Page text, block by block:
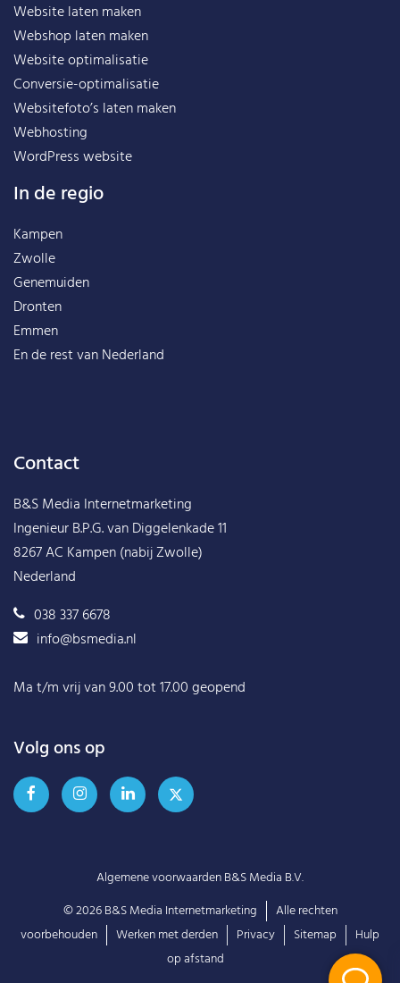
Website laten maken
Webshop laten maken
Website optimalisatie
Conversie-optimalisatie
Websitefoto’s laten maken
Webhosting
WordPress website
In de regio
Kampen
Zwolle
Genemuiden
Dronten
Emmen
En de rest vanNederland
Contact
B&S Media Internetmarketing
Ingenieur B.P.G. van Diggelenkade 11
8267 AC Kampen (nabij Zwolle)
Nederland
038 337 6678
info@bsmedia.nl
Ma t/m vrij van 9.00 tot 17.00 geopend
Volg ons op
Algemene voorwaarden B&S Media B.V.
© 2026B&S Media Internetmarketing
Alle rechten
voorbehouden
Werken met derden Privacy Sitemap
Hulp
op afstand